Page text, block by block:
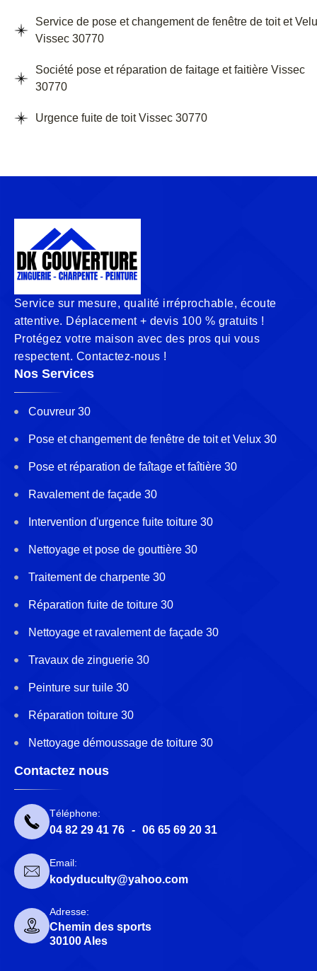
Service de pose et changement de fenêtre de toit et
Vissec 30770
Société pose et réparation de faitage et faitière Vissec
30770
Urgence fuite de toit Vissec 30770
Service sur mesure, qualité irréprochable, écoute
attentive. Déplacement + devis 100 % gratuits !
Protégez votre maison avec des pros qui vous
respectent. Contactez-nous !
Nos Services
Couvreur 30
Pose et changement de fenêtre de toit et Velux 30
Pose et réparation de faîtage et faîtière 30
Ravalement de façade 30
Intervention d'urgence fuite toiture 30
Nettoyage et pose de gouttière 30
Traitement de charpente 30
Réparation fuite de toiture 30
Nettoyage et ravalement de façade 30
Travaux de zinguerie 30
Peinture sur tuile 30
Réparation toiture 30
Nettoyage démoussage de toiture 30
Contactez nous
Téléphone:
04 82 29 41 76 - 06 65 69 20 31
Email:
kodyduculty@yahoo.com
Adresse:
Chemin des sports
30100 Ales